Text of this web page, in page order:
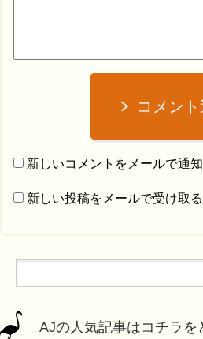
コメン
新しいコメントをメールで通知
新しい投稿をメールで受け取る
AJの人気記事はコチラを